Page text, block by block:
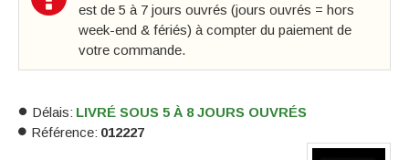
est de 5 à 7 jours ouvrés (jours ouvrés = hors
week-end & fériés) à compter du paiement de
votre commande.
Délais: LIVRÉ SOUS 5 À 8 JOURS OUVRÉS
Référence: 012227